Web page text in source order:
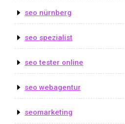
seo nürnberg
seo spezialist
seo tester online
seo webagentur
seomarketing